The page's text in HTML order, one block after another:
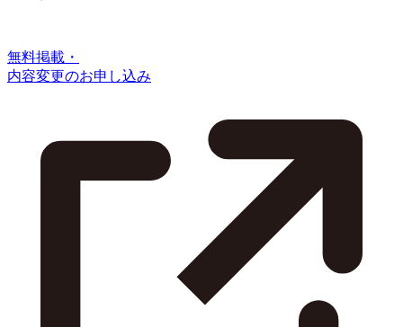
無料掲載・
内容変更のお申し込み